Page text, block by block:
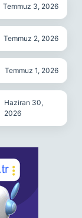
Temmuz 3, 2026
Temmuz 2, 2026
Temmuz 1, 2026
Haziran 30,
2026